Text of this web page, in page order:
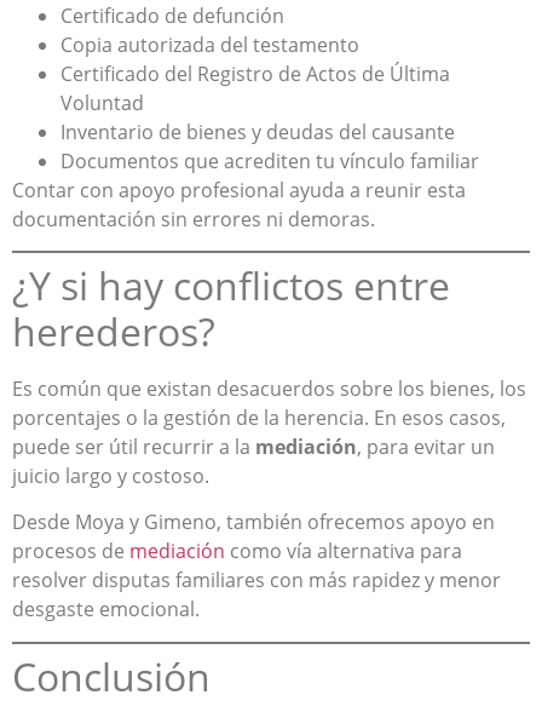
Certificado de defunción
Copia autorizada del testamento
Certificado del Registro de Actos de Última
Voluntad
Inventario de bienes y deudas del causante
Documentos que acrediten tu vínculo familiar
Contar con apoyo profesional ayuda a reunir esta
documentación sin errores ni demoras.
¿Y si hay conflictos entre
herederos?
Es común que existan desacuerdos sobre los bienes, los
porcentajes o la gestión de la herencia. En esos casos,
puede ser útil recurrir a la mediación, para evitar un
juicio largo y costoso.
Desde Moya y Gimeno, también ofrecemos apoyo en
procesos de mediación como vía alternativa para
resolver disputas familiares con más rapidez y menor
desgaste emocional.
Conclusión